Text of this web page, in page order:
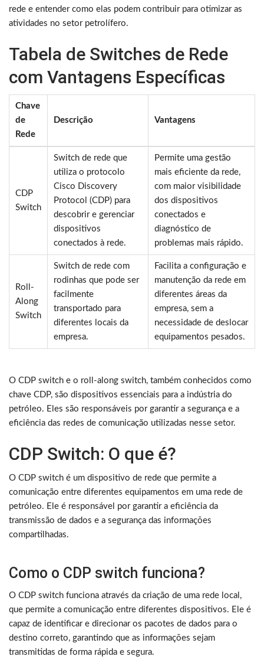
rede e entender como elas podem contribuir para otimizar as
atividades no setor petrolífero.
Tabela de Switches de Rede
com Vantagens Específicas
Chave
de
Rede
Descrição Vantagens
CDP
Switch
Switch de rede que
utiliza o protocolo
Cisco Discovery
Protocol (CDP) para
descobrir e gerenciar
dispositivos
conectados à rede.
Permite uma gestão
mais eficiente da rede,
com maior visibilidade
dos dispositivos
conectados e
diagnóstico de
problemas mais rápido.
Roll-
Along
Switch
Switch de rede com
rodinhas que pode ser
facilmente
transportado para
diferentes locais da
empresa.
Facilita a configuração e
manutenção da rede em
diferentes áreas da
empresa, sem a
necessidade de deslocar
equipamentos pesados.
O CDP switch e o roll-along switch, também conhecidos como
chave CDP, são dispositivos essenciais para a indústria do
petróleo. Eles são responsáveis por garantir a segurança e a
eficiência das redes de comunicação utilizadas nesse setor.
CDP Switch: O que é?
O CDP switch é um dispositivo de rede que permite a
comunicação entre diferentes equipamentos em uma rede de
petróleo. Ele é responsável por garantir a eficiência da
transmissão de dados e a segurança das informações
compartilhadas.
Como o CDP switch funciona?
O CDP switch funciona através da criação de uma rede local,
que permite a comunicação entre diferentes dispositivos. Ele é
capaz de identificar e direcionar os pacotes de dados para o
destino correto, garantindo que as informações sejam
transmitidas de forma rápida e segura.